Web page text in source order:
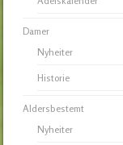
Damer
Nyheiter
Historie
Aldersbestemt
Nyheiter